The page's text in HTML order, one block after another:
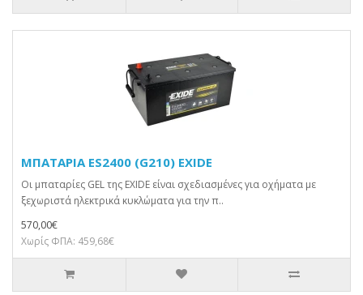
ΜΠΑΤΑΡΙΑ ES2400 (G210) EXIDE
Οι μπαταρίες GEL της EXIDE είναι σχεδιασμένες για οχήματα με
ξεχωριστά ηλεκτρικά κυκλώματα για την π..
570,00€
Χωρίς ΦΠΑ: 459,68€